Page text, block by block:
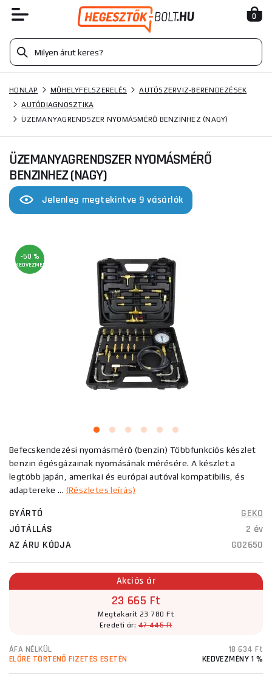
0
HONLAP MŰHELYFELSZERELÉS
AUTÓSZERVIZ-BERENDEZÉSEK
AUTÓDIAGNOSZTIKA
ÜZEMANYAGRENDSZER NYOMÁSMÉRŐ BENZINHEZ (NAGY)
ÜZEMANYAGRENDSZER NYOMÁSMÉRŐ
BENZINHEZ (NAGY)
Jelenleg megtekintve 9 vásárlók
-50 %
KEDVEZMÉNY
Befecskendezési nyomásmérő (benzin) Többfunkciós készlet
benzin égésgázainak nyomásának mérésére. A készlet a
legtöbb japán, amerikai és európai autóval kompatibilis, és
adaptereke ... (Részletes leírás)
GYÁRTÓ
GEKO
JÓTÁLLÁS
2 év
AZ ÁRU KÓDJA
G02650
Akciós ár
23 665 Ft
Megtakarít 23 780 Ft
Eredeti ár:47 445 Ft
ÁFA NÉLKÜL
18 634 Ft
ELŐRE TÖRTÉNŐ FIZETÉS ESETÉN
KEDVEZMÉNY 1 %